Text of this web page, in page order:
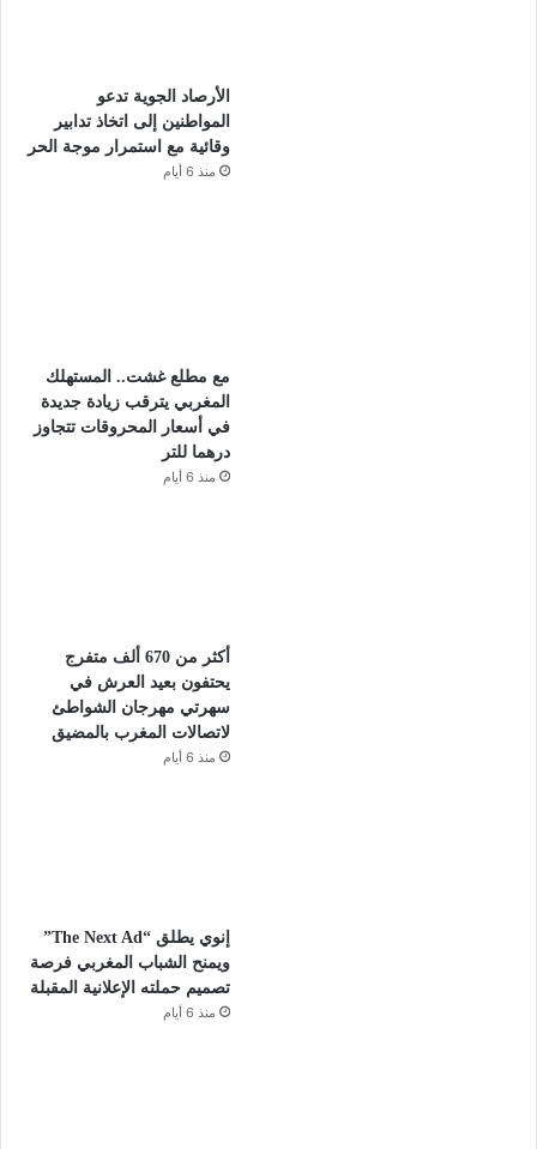
الأرصاد الجوية تدعو
المواطنين إلى اتخاذ تدابير
وقائية مع استمرار موجة الحر
منذ 6 أيام
مع مطلع غشت.. المستهلك
المغربي يترقب زيادة جديدة
في أسعار المحروقات تتجاوز
درهما للتر
منذ 6 أيام
أكثر من 670 ألف متفرج
يحتفون بعيد العرش في
سهرتي مهرجان الشواطئ
لاتصالات المغرب بالمضيق
منذ 6 أيام
إنوي يطلق “The Next Ad”
ويمنح الشباب المغربي فرصة
تصميم حملته الإعلانية المقبلة
منذ 6 أيام